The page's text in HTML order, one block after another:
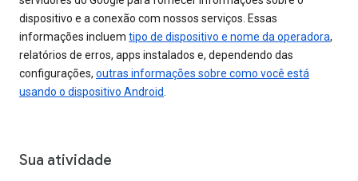
dispositivo e a conexão com nossos serviços. Essas
informações incluem tipo de dispositivo e nome da operadora,
relatórios de erros, apps instalados e, dependendo das
configurações, outras informações sobre como você está
usando o dispositivo Android.
Sua atividade